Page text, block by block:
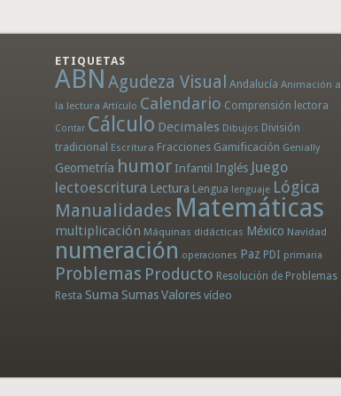
ETIQUETAS
ABN Agudeza Visual Andalucía Animación a
la lectura Artículo Calendario Comprensión lectora
Contar Cálculo Decimales Dibujos División
tradicional Escritura Fracciones Gamificación Genially
Geometría humor Infantil Inglés Juego
lectoescritura Lectura Lengua lenguaje Lógica
Manualidades Matemáticas
multiplicación Máquinas didácticas México Navidad
numeración operaciones Paz PDI primaria
Problemas Producto Resolución de Problemas
Resta Suma SumasValores vídeo